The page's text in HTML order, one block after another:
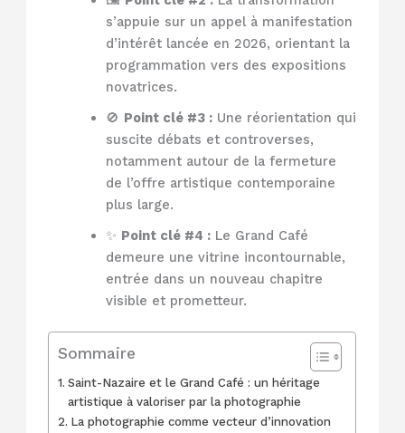
s’appuie sur un appel à manifestation
d’intérêt lancée en 2026, orientant la
programmation vers des expositions
novatrices.
🚫 Point clé #3 :Une réorientation qui
suscite débats et controverses,
notamment autour de la fermeture
de l’offre artistique contemporaine
plus large.
✨ Point clé #4 :Le Grand Café
demeure une vitrine incontournable,
entrée dans un nouveau chapitre
visible et prometteur.
Sommaire
Saint-Nazaire et le Grand Café : un héritage
artistique à valoriser par la photographie
La photographie comme vecteur d’innovation